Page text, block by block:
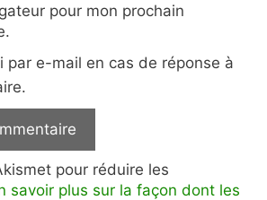
pour mon prochain
par e-mail en cas de réponse à
pour réduire les
savoir plus sur la façon dont les